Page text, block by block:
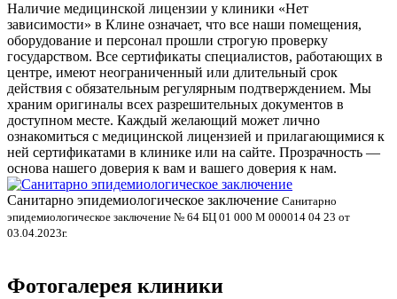
Наличие медицинской лицензии у клиники «Нет
зависимости» в Клине означает, что все наши помещения,
оборудование и персонал прошли строгую проверку
государством. Все сертификаты специалистов, работающих в
центре, имеют неограниченный или длительный срок
действия с обязательным регулярным подтверждением. Мы
храним оригиналы всех разрешительных документов в
доступном месте. Каждый желающий может лично
ознакомиться с медицинской лицензией и прилагающимися к
ней сертификатами в клинике или на сайте. Прозрачность —
основа нашего доверия к вам и вашего доверия к нам.
Санитарно эпидемиологическое заключение Санитарно
эпидемиологическое заключение № 64 БЦ 01 000 М 000014 04 23 от
03.04.2023г.
Фотогалерея клиники